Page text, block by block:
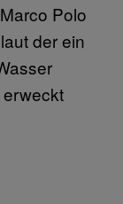
Polo
der ein